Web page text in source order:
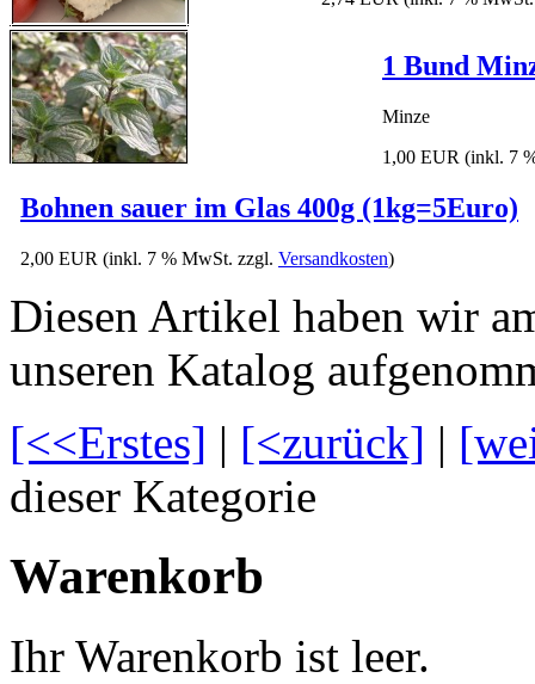
1 Bund
Minze
1,00 EUR (inkl. 7
Bohnen sauer im Glas 400g (1kg=5Euro)
2,00 EUR (inkl. 7 % MwSt. zzgl. Versandkosten)
Diesen Artikel haben wir
unseren Katalog
[<<Erstes] | [<zurück] |
dieser Kategorie
Warenkorb
Ihr Warenkorb ist leer.